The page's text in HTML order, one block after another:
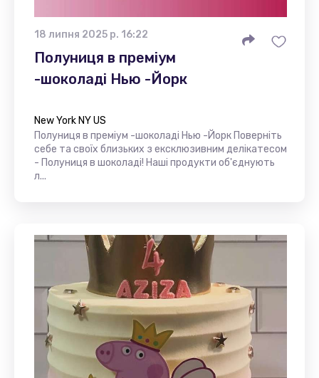
18 липня 2025 р. 16:22
Полуниця в преміум
-шоколаді Нью -Йорк
New York NY US
Полуниця в преміум -шоколаді Нью -Йорк Поверніть
себе та своїх близьких з ексклюзивним делікатесом
- Полуниця в шоколаді! Наші продукти об'єднують
л...